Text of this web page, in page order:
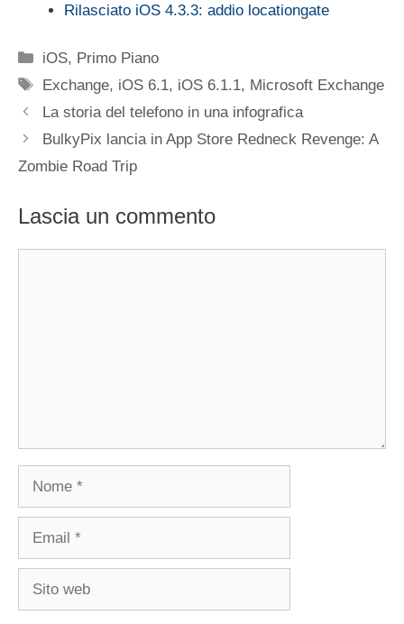
Rilasciato iOS 4.3.3: addio locationgate
Categorie
iOS, Primo Piano
Tag
Exchange, iOS 6.1, iOS 6.1.1, Microsoft Exchange
La storia del telefono in una infografica
BulkyPix lancia in App Store Redneck Revenge: A
Zombie Road Trip
Lascia un commento
Nome
Email
Sito